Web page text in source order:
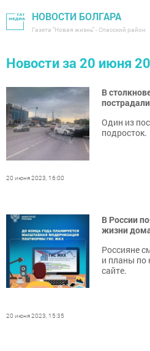
НОВОСТИ БОЛГАРА
Газета "Новая жизнь" - Спасский район
Новости за 20 июня
В
Один из
подросток.
20 июня 2023, 16:00
В России
жизни
Россияне
и планы по
сайте.
20 июня 2023, 15:35